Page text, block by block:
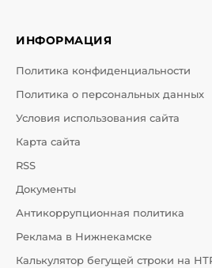
ИНФОРМАЦИЯ
Политика конфиденциальности
Политика о персональных данных
Условия использования сайта
Карта сайта
RSS
Документы
Антикоррупционная политика
Реклама в Нижнекамске
Калькулятор бегущей строки на